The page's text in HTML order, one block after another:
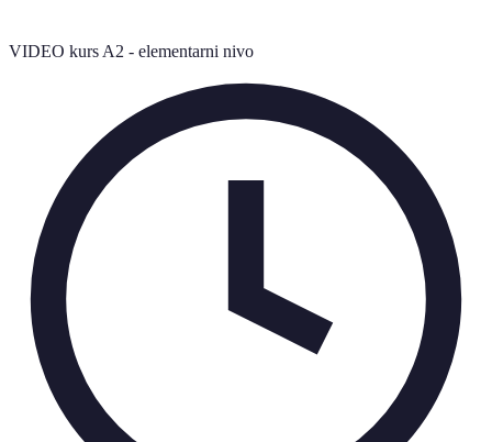
VIDEO kurs A2 - elementarni nivo